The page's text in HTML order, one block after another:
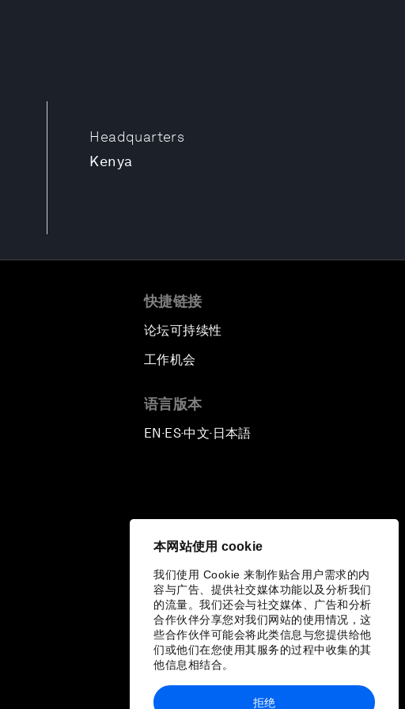
本网站使用 cookie
我们使用 Cookie 来制作贴合用户需求的内
容与广告、提供社交媒体功能以及分析我们
的流量。我们还会与社交媒体、广告和分析
合作伙伴分享您对我们网站的使用情况，这
些合作伙伴可能会将此类信息与您提供给他
们或他们在您使用其服务的过程中收集的其
他信息相结合。
拒绝
Headquarters
Kenya
快捷链接
论坛可持续性
工作机会
语言版本
EN ▪ES▪中文▪ 日本語